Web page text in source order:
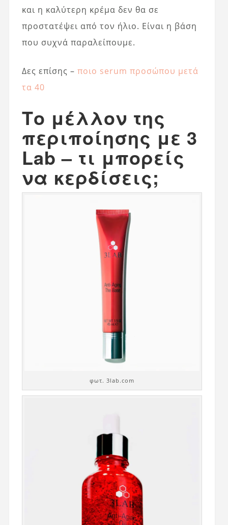
και η καλύτερη κρέμα δεν θα σε
προστατέψει από τον ήλιο. Είναι η βάση
που συχνά παραλείπουμε.
Δες επίσης – ποιο serum προσώπου μετά
τα 40
Το μέλλον της
περιποίησης με 3
Lab – τι μπορείς
να κερδίσεις;
φωτ. 3lab.com